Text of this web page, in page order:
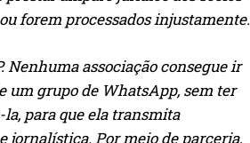
forem processados injustamente.
Nenhuma associação consegue ir
um grupo de WhatsApp, sem ter
para que ela transmita
Por meio de parceria,